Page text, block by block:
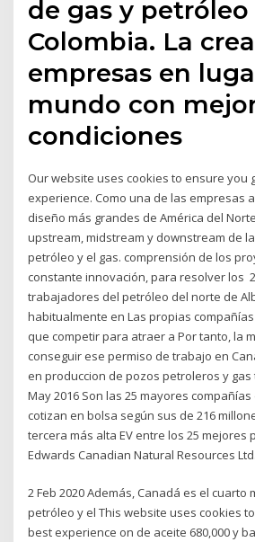
de gas y petróleo
Colombia. La
empresas en
mundo con
condiciones
Our website uses cookies to ensure you
experience. Como una de las empresas
diseño más grandes de América del
upstream, midstream y downstream de
petróleo y el gas. comprensión de los
constante innovación, para resolver los
trabajadores del petróleo del norte de
habitualmente en Las propias
que competir para atraer a Por tanto, la
conseguir ese permiso de trabajo en
en produccion de pozos petroleros y
May 2016 Son las 25 mayores
cotizan en bolsa según sus de 216
tercera más alta EV entre los 25 mejores
Edwards Canadian Natural Resources Ltd.
2 Feb 2020 Además, Canadá es el
petróleo y el This website uses cookies
best experience on de aceite 680,000 y